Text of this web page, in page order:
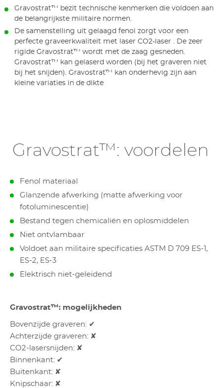
Gravostrat™ bezit technische kenmerken die voldoen aan
de belangrijkste militaire normen.
De samenstelling uit gelaagd fenol zorgt voor een
perfecte graveerkwaliteit met laser CO2-laser . De zeer
rigide Gravostrat™ wordt met de zaag gesneden.
Gravostrat™ kan gelaserd worden (bij het graveren niet
bij het snijden). Gravostrat™ kan onderhevig zijn aan
kleine variaties in de dikte
Gravostrat™: voordelen
Fenol materiaal
Glanzende afwerking (matte afwerking voor
fotoluminescentie)
Bestand tegen chemicaliën en oplosmiddelen
Niet ontvlambaar
Voldoet aan militaire specificaties ASTM D 709 ES-1,
ES-2, ES-3
Elektrisch niet-geleidend
Gravostrat™: mogelijkheden
Bovenzijde graveren: ✔
Achterzijde graveren: ✘
CO2-lasersnijden: ✘
Binnenkant: ✔
Buitenkant: ✘
Knipschaar: ✘